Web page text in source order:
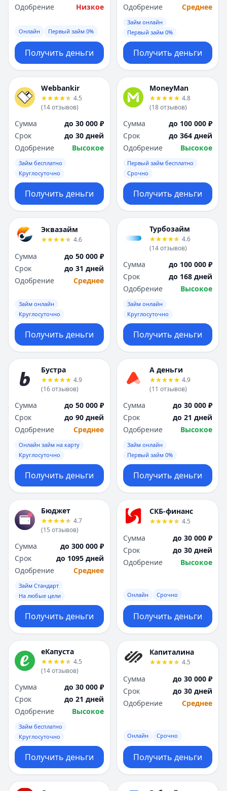
Одобрение
Низкое
Онлайн Первый займ 0%
Получить деньги
Одобрение
Среднее
Займ онлайн
Первый займ 0%
Получить деньги
Webbankir
4.5
(14отзывов)
Сумма
до 30 000 ₽
Срок
до 30 дней
Одобрение
Высокое
Займ бесплатно
Круглосуточно
Получить деньги
MoneyMan
4.8
(18отзывов)
Сумма
до 100 000 ₽
Срок
до 364 дней
Одобрение
Высокое
Первый займ бесплатно
Срочно
Получить деньги
Эквазайм
4.6
Сумма
до 50 000 ₽
Срок
до 31 дней
Одобрение
Среднее
Займ онлайн
Круглосуточно
Получить деньги
Турбозайм
4.6
(14отзывов)
Сумма
до 100 000 ₽
Срок
до 168 дней
Одобрение
Высокое
Займ онлайн
Круглосуточно
Получить деньги
Бустра
4.9
(16отзывов)
Сумма
до 50 000 ₽
Срок
до 90 дней
Одобрение
Среднее
Онлайн займ на карту
Круглосуточно
Получить деньги
А деньги
4.9
(11 отзывов)
Сумма
до 30 000 ₽
Срок
до 21 дней
Одобрение
Высокое
Займ онлайн
Первый займ 0%
Получить деньги
Бюджет
4.7
(15 отзывов)
Сумма
до 300 000 ₽
Срок
до 1095 дней
Одобрение
Среднее
Займ Стандарт
На любые цели
Получить деньги
СКБ-финанс
4.5
Сумма
до 30 000 ₽
Срок
до 30 дней
Одобрение
Высокое
Онлайн Срочно
Получить деньги
еКапуста
4.5
(14отзывов)
Сумма
до 30 000 ₽
Срок
до 21 дней
Одобрение
Высокое
Займ бесплатно
Круглосуточно
Получить деньги
Капиталина
4.5
Сумма
до 30 000 ₽
Срок
до 30 дней
Одобрение
Среднее
Онлайн Срочно
Получить деньги